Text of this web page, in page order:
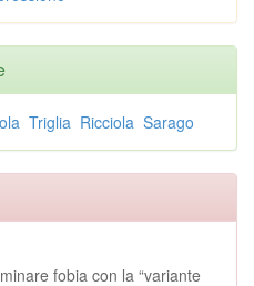
Triglia Ricciola Sarago
fobia con la “variante